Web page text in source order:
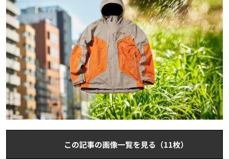
この記事の画像一覧を見る（11枚）